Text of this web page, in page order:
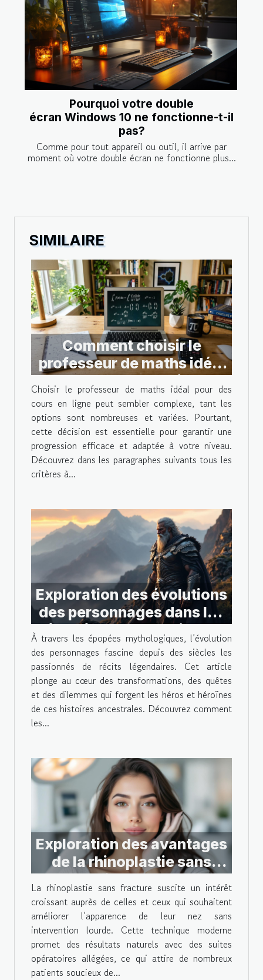
Pourquoi votre double
écran Windows 10 ne fonctionne-t-il
pas?
Comme pour tout appareil ou outil, il arrive par
moment où votre double écran ne fonctionne plus...
SIMILAIRE
Comment choisir le
professeur de maths idéal
pour des cours en ligne ?
Choisir le professeur de maths idéal pour des
cours en ligne peut sembler complexe, tant les
options sont nombreuses et variées. Pourtant,
cette décision est essentielle pour garantir une
progression efficace et adaptée à votre niveau.
Découvrez dans les paragraphes suivants tous les
critères à...
Exploration des évolutions
des personnages dans les
épopées mythologiques
À travers les épopées mythologiques, l’évolution
des personnages fascine depuis des siècles les
passionnés de récits légendaires. Cet article
plonge au cœur des transformations, des quêtes
et des dilemmes qui forgent les héros et héroïnes
de ces histoires ancestrales. Découvrez comment
les...
Exploration des avantages
de la rhinoplastie sans
fracture
La rhinoplastie sans fracture suscite un intérêt
croissant auprès de celles et ceux qui souhaitent
améliorer l’apparence de leur nez sans
intervention lourde. Cette technique moderne
promet des résultats naturels avec des suites
opératoires allégées, ce qui attire de nombreux
patients soucieux de...